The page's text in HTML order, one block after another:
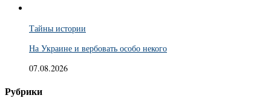
Тайны истории
На Украине и вербовать особо некого
07.08.2026
Рубрики